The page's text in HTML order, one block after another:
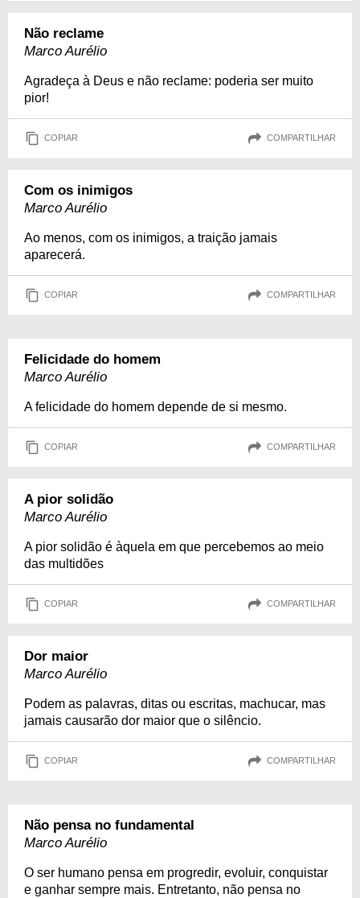
Não reclame
Marco Aurélio
Agradeça à Deus e não reclame: poderia ser muito
pior!
COPIAR COMPARTILHAR
Com os inimigos
Marco Aurélio
Ao menos, com os inimigos, a traição jamais
aparecerá.
COPIAR COMPARTILHAR
Felicidade do homem
Marco Aurélio
A felicidade do homem depende de si mesmo.
COPIAR COMPARTILHAR
A pior solidão
Marco Aurélio
A pior solidão é àquela em que percebemos ao meio
das multidões
COPIAR COMPARTILHAR
Dor maior
Marco Aurélio
Podem as palavras, ditas ou escritas, machucar, mas
jamais causarão dor maior que o silêncio.
COPIAR COMPARTILHAR
Não pensa no fundamental
Marco Aurélio
O ser humano pensa em progredir, evoluir, conquistar
e ganhar sempre mais. Entretanto, não pensa no